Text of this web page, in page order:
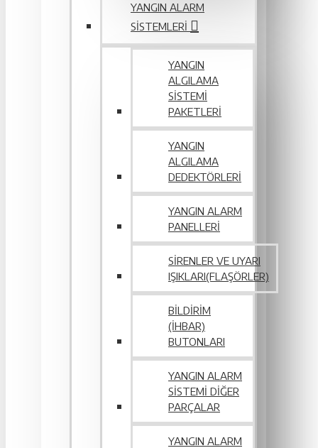
YANGIN ALARM
SISTEMLERI
YANGIN
ALGILAMA
SISTEMI
PAKETLERI
YANGIN
ALGILAMA
DEDEKTÖRLERI
YANGIN ALARM
PANELLERI
SIRENLER VE UYARI
IŞIKLARI(FLAŞÖRLER)
BILDIRIM
(İHBAR)
BUTONLARI
YANGIN ALARM
SISTEMI DIĞER
PARÇALAR
YANGIN ALARM